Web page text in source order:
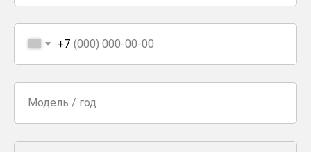
+7
Модель / год
Пользуясь нашим сайтом,
вы соглашаетесь с тем, что мы используем